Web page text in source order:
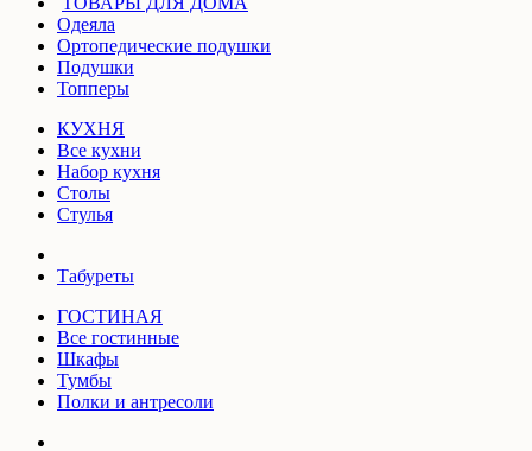
Одеяла
Ортопедические подушки
Подушки
Топперы
КУХНЯ
Все кухни
Набор кухня
Столы
Стулья
Табуреты
ГОСТИНАЯ
Все гостинные
Шкафы
Тумбы
Полки и антресоли